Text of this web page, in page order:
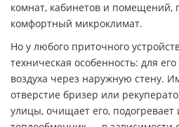
комнат, кабинетов и помещений,
комфортный микроклимат.
Но у любого приточного
техническая особенность: для
воздуха через наружную стену.
отверстие бризер или
улицы, очищает его, подогревает